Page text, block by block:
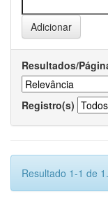
Resultados/
Registro(s)
Resultado 1-1 de 1.